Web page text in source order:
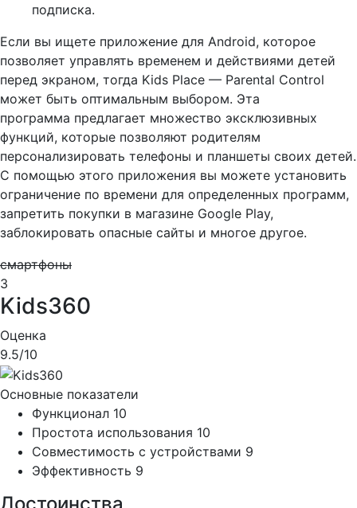
подписка.
Если вы ищете приложение для Android, которое
позволяет управлять временем и действиями детей
перед экраном, тогда Kids Place — Parental Control
может быть оптимальным выбором. Эта
программа предлагает множество эксклюзивных
функций, которые позволяют родителям
персонализировать телефоны и планшеты своих детей.
С помощью этого приложения вы можете установить
ограничение по времени для определенных программ,
запретить покупки в магазине Google Play,
заблокировать опасные сайты и многое другое.
смартфоны
3
Kids360
Оценка
9.5/10
Основные показатели
Функционал 10
Простота использования 10
Совместимость с устройствами 9
Эффективность 9